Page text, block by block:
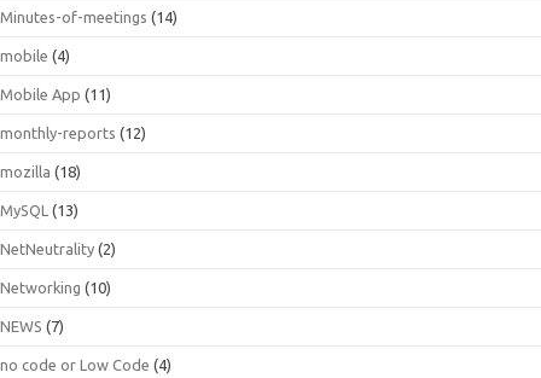
Minutes-of-meetings (14)
mobile (4)
Mobile App (11)
monthly-reports (12)
mozilla (18)
MySQL (13)
NetNeutrality (2)
Networking (10)
NEWS (7)
no code or Low Code (4)